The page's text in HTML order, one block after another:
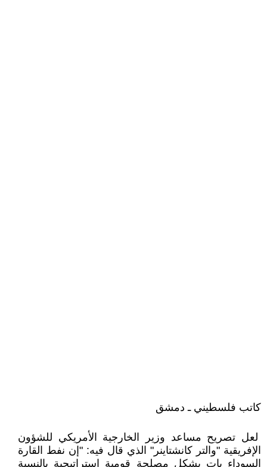
كاتب فلسطيني ـ دمشق
لعل تصريح مساعد وزير الخارجية الأمريكي للشؤون
الإفريقية "والتر كانشتاينر" الذي قال فيه: "إن نفط القارة
السوداء بات يشكل مصلحة قومية استراتيجية بالنسبة